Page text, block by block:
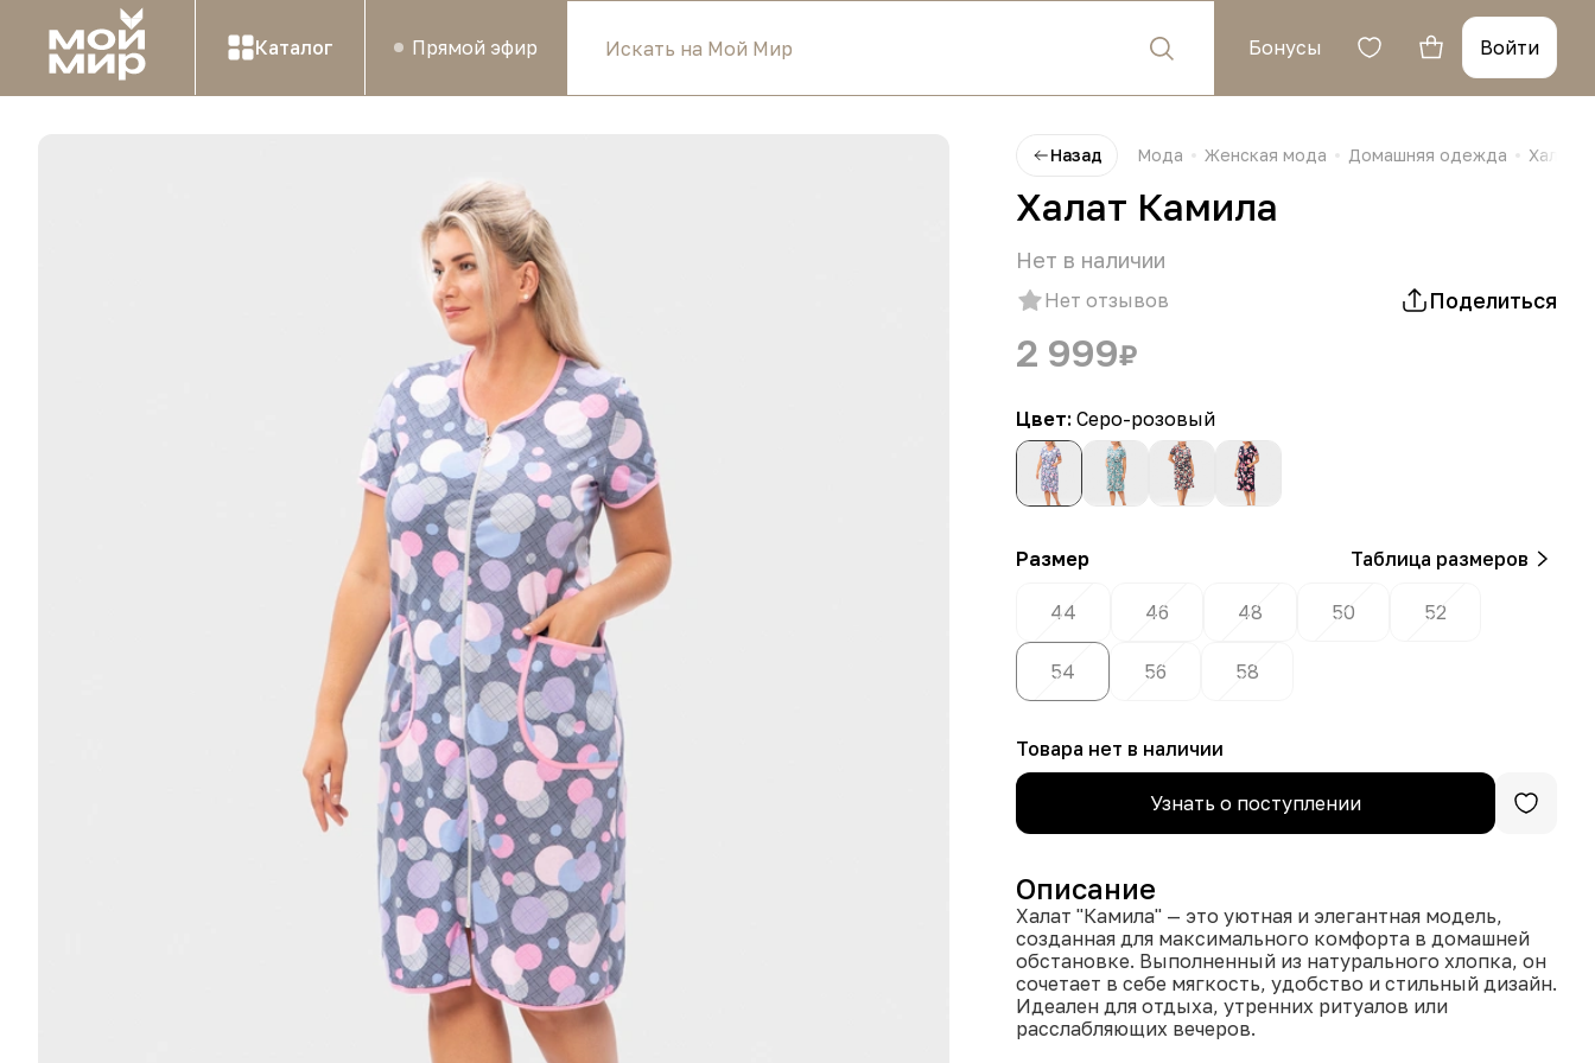
Каталог Прямой эфир Бонусы Войти
Назад Мода Женская мода Домашняя одежда Халаты
Халат Камила
Нет в наличии
Нет отзывов Поделиться
2 999₽
Цвет: Серо-розовый
Размер Таблица размеров
44 46 48 50 52
54 56 58
Товара нет в наличии
Узнать о поступлении
Описание
Халат "Камила" — это уютная и элегантная модель,
созданная для максимального комфорта в домашней
обстановке. Выполненный из натурального хлопка, он
сочетает в себе мягкость, удобство и стильный дизайн.
Идеален для отдыха, утренних ритуалов или
расслабляющих вечеров.